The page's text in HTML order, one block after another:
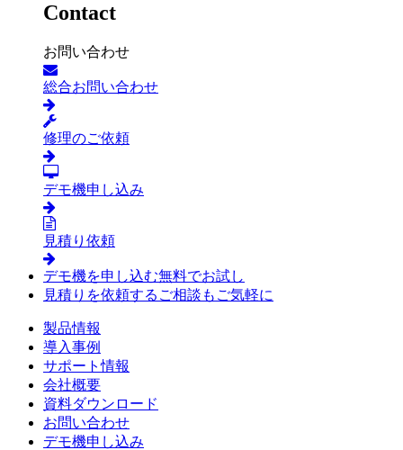
Contact
お問い合わせ
総合お問い合わせ
修理のご依頼
デモ機申し込み
見積り依頼
デモ機を申し込む無料でお試し
見積りを依頼する ご相談もご気軽に
製品情報
導入事例
サポート情報
会社概要
資料ダウンロード
お問い合わせ
デモ機申し込み